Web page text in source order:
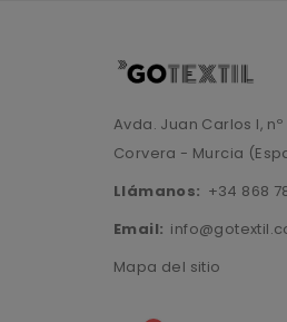
Avda. Juan Carlos I, nº
Corvera - Murcia
Llámanos: +34 868
Email:
Mapa del sitio